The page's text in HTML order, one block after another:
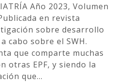
Año 2023, Volumen
en revista
sobre desarrollo
cabo sobre el SWH.
que comparte muchas
otras EPF, y siendo la
que...